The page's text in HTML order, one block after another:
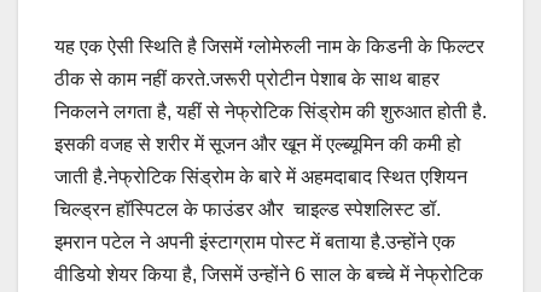
यह एक ऐसी स्थिति है जिसमें ग्लोमेरुली नाम के किडनी के फिल्टर
ठीक से काम नहीं करते.जरूरी प्रोटीन पेशाब के साथ बाहर
निकलने लगता है, यहीं से नेफ्रोटिक सिंड्रोम की शुरुआत होती है.
इसकी वजह से शरीर में सूजन और खून में एल्ब्यूमिन की कमी हो
जाती है.नेफ्रोटिक सिंड्रोम के बारे में अहमदाबाद स्थित एशियन
चिल्ड्रन हॉस्पिटल के फाउंडर और चाइल्ड स्पेशलिस्ट डॉ.
इमरान पटेल ने अपनी इंस्टाग्राम पोस्ट में बताया है.उन्होंने एक
वीडियो शेयर किया है, जिसमें उन्होंने 6 साल के बच्चे में नेफ्रोटिक